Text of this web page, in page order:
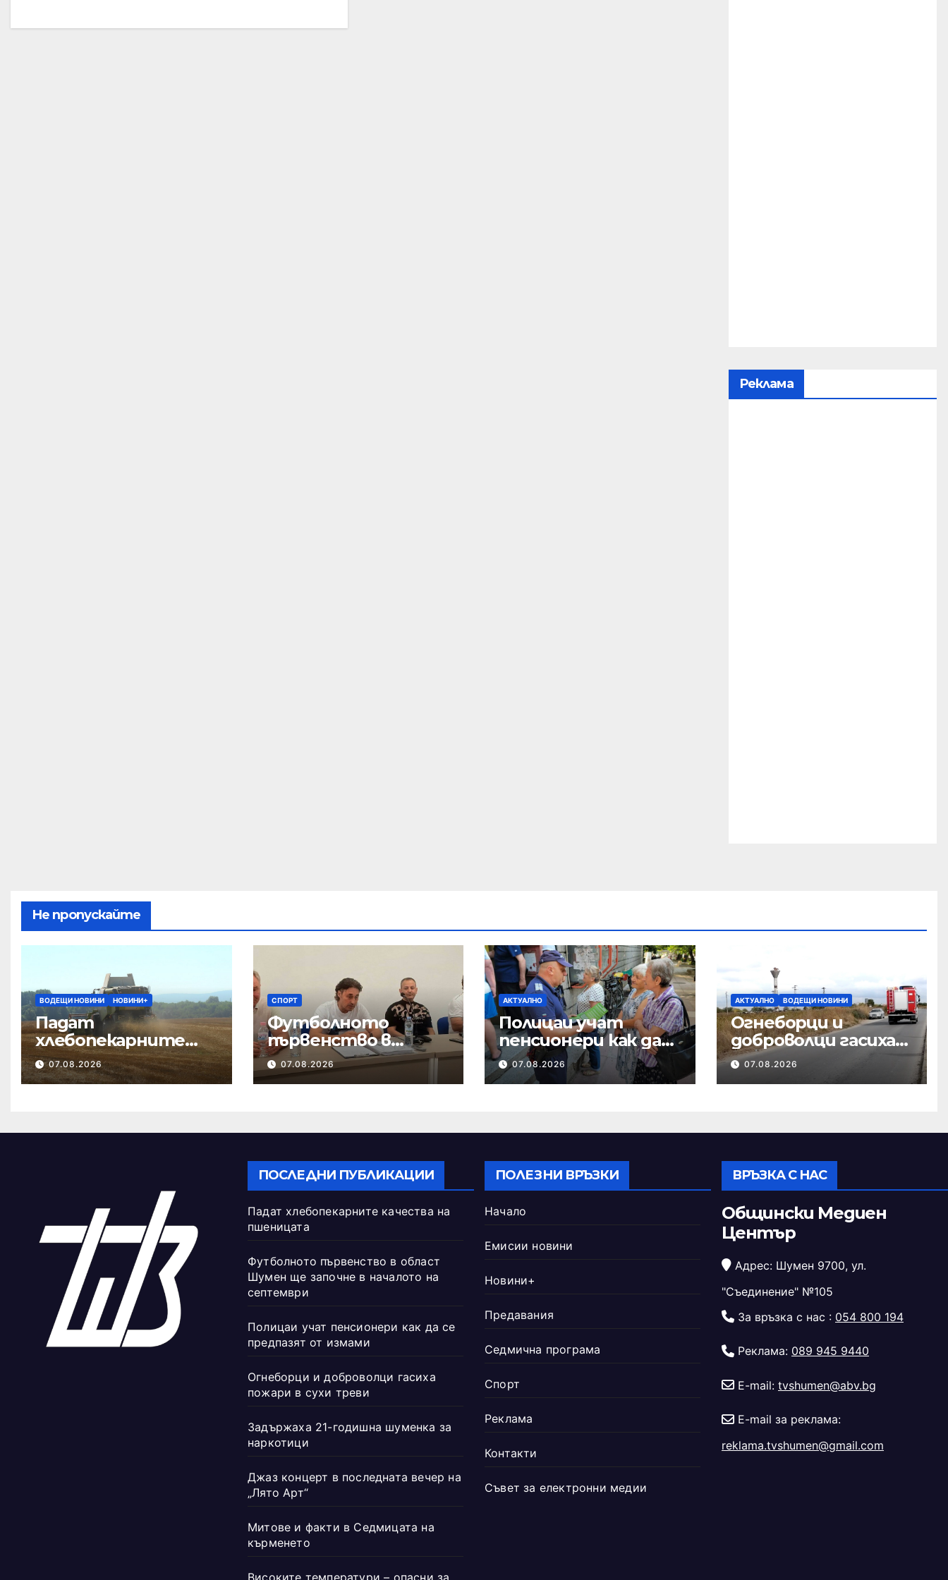
Реклама
Не пропускайте
ВОДЕЩИ НОВИНИ НОВИНИ+
Падат
хлебопекарните
качества на
пшеницата
07.08.2026
СПОРТ
Футболното
първенство в
област Шумен ще
започне в началото
07.08.2026
АКТУАЛНО
Полицаи учат
пенсионери как да
се предпазят от
измами
07.08.2026
АКТУАЛНО ВОДЕЩИ НОВИНИ
Огнеборци и
доброволци гасиха
пожари в сухи
треви
07.08.2026
ПОСЛЕДНИ ПУБЛИКАЦИИ
Падат хлебопекарните качества на
пшеницата
Футболното първенство в област
Шумен ще започне в началото на
септември
Полицаи учат пенсионери как да се
предпазят от измами
Огнеборци и доброволци гасиха
пожари в сухи треви
Задържаха 21-годишна шуменка за
наркотици
Джаз концерт в последната вечер на
„Лято Арт“
Митове и факти в Седмицата на
кърменето
ПОЛЕЗНИ ВРЪЗКИ
Начало
Емисии новини
Новини+
Предавания
Седмична програма
Спорт
Реклама
Контакти
Съвет за електронни медии
ВРЪЗКА С НАС
Общински Медиен
Център
Адрес: Шумен 9700, ул.
"Съединение" №105
За връзка с нас : 054 800 194
Реклама: 089 945 9440
E-mail: tvshumen@abv.bg
E-mail за реклама:
reklama.tvshumen@gmail.com